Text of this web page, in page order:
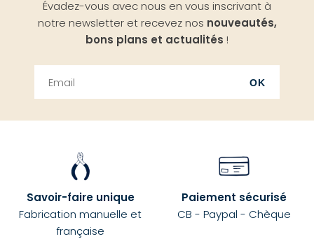
Évadez-vous avec nous en vous inscrivant à
notre newsletter et recevez nos nouveautés,
bons plans et actualités !
OK
Savoir-faire unique
Fabrication manuelle et
française
Paiement sécurisé
CB - Paypal - Chèque